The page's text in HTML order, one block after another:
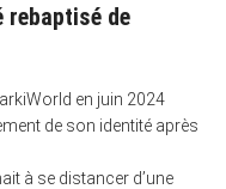
rebaptisé de
en juin 2024
de son identité après
à se distancer d’une